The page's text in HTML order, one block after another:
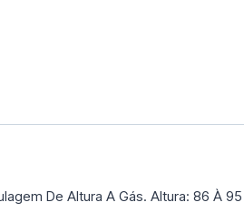
De Altura A Gás. Altura: 86 À